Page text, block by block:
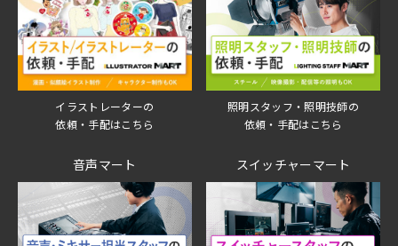
イラストレーターの
依頼・手配はこちら
照明スタッフ・照明技師の
依頼・手配はこちら
音声マート スイッチャーマート